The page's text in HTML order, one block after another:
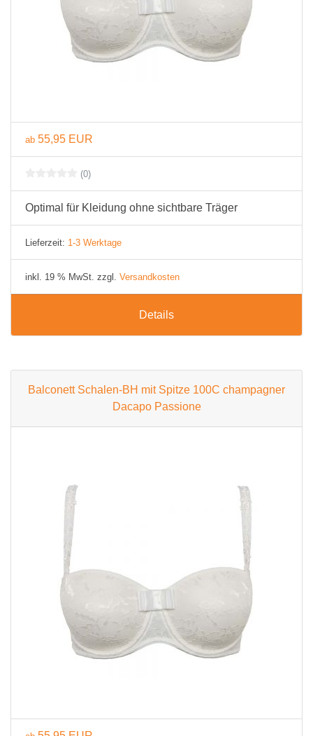
ab 55,95 EUR
(0)
Optimal für Kleidung ohne sichtbare Träger
Lieferzeit: 1-3 Werktage
inkl. 19 % MwSt. zzgl. Versandkosten
Details
Balconett Schalen-BH mit Spitze 100C champagner
Dacapo Passione